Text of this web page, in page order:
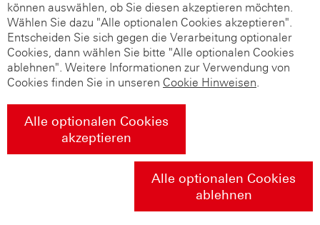
können auswählen, ob Sie diesen akzeptieren möchten.
Wählen Sie dazu "Alle optionalen Cookies akzeptieren".
Entscheiden Sie sich gegen die Verarbeitung optionaler
Cookies, dann wählen Sie bitte "Alle optionalen Cookies
ablehnen". Weitere Informationen zur Verwendung von
Cookies finden Sie in unseren Cookie Hinweisen.
Alle optionalen Cookies
akzeptieren
Alle optionalen Cookies
ablehnen